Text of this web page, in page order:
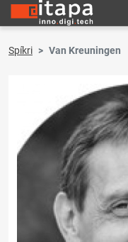
Spíkri Van Kreuningen